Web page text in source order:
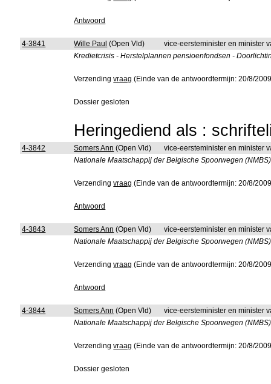
Antwoord
4-3841 Wille Paul (Open Vld)
vice-eersteminister en minister
Kredietcrisis - Herstelplannen pensioenfondsen -
Verzendingvraag (Einde van de antwoordtermijn: 20/8/
Dossier gesloten
Heringediend als :
4-3842 Somers Ann (Open Vld)
vice-eersteminister en minister
Nationale Maatschappij der Belgische Spoorwegen
Verzendingvraag (Einde van de antwoordtermijn: 20/8/
Antwoord
4-3843 Somers Ann (Open Vld)
vice-eersteminister en minister
Nationale Maatschappij der Belgische Spoorwegen
Verzendingvraag (Einde van de antwoordtermijn: 20/8/
Antwoord
4-3844 Somers Ann (Open Vld)
vice-eersteminister en minister
Nationale Maatschappij der Belgische Spoorwegen
Verzendingvraag (Einde van de antwoordtermijn: 20/8/
Dossier gesloten